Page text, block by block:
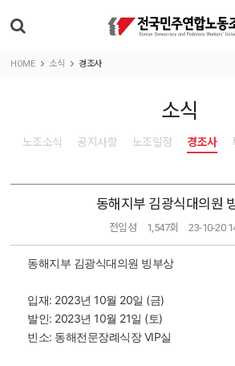
HOME 소식 경조사
소식
노조소식 공지사항 노조일정 경조사
동해지부 김광식대의원
전임성 1,547회 23-10-20
동해지부 김광식대의원 빙부상
입재: 2023년 10월 20일 (금)
발인: 2023년 10월 21일 (토)
빈소: 동해전문장례식장 VIP실